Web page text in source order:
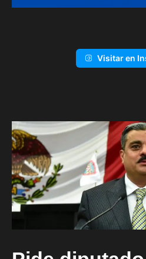
Visitar en